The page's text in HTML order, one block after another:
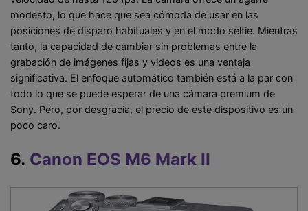
modesto, lo que hace que sea cómoda de usar en las
posiciones de disparo habituales y en el modo selfie. Mientras
tanto, la capacidad de cambiar sin problemas entre la
grabación de imágenes fijas y videos es una ventaja
significativa. El enfoque automático también está a la par con
todo lo que se puede esperar de una cámara premium de
Sony. Pero, por desgracia, el precio de este dispositivo es un
poco caro.
6. Canon EOS M6 Mark II